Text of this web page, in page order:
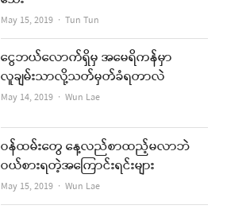
May 15, 2019 Author
Tun Tun
ငွေဘယ်လောက်ရှိမှ အမေရိကန်မှာ
လူချမ်းသာလို့သတ်မှတ်ခံရတာလဲ
May 14, 2019 Author
Wun Lae
ဝန်ထမ်းတွေ နေ့လည်စာထည့်မလာဘဲ
ဝယ်စားရတဲ့အကြောင်းရင်းများ
May 15, 2019 Author
Wun Lae